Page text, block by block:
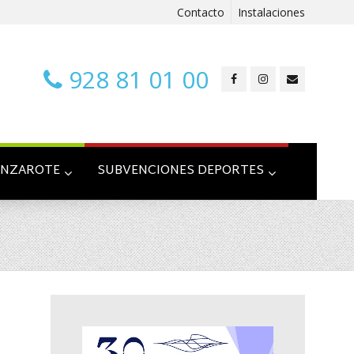
Contacto Instalaciones
928 81 01 00
SUBVENCIONES DEPORTES